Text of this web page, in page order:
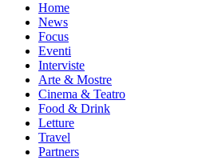
Home
News
Focus
Eventi
Interviste
Arte & Mostre
Cinema & Teatro
Food & Drink
Letture
Travel
Partners